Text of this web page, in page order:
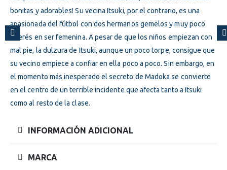
bonitas y adorables! Su vecina Itsuki, por el contrario, es una
apasionada del fútbol con dos hermanos gemelos y muy poco
interés en ser femenina. A pesar de que los niños empiezan con
mal pie, la dulzura de Itsuki, aunque un poco torpe, consigue que
su vecino empiece a confiar en ella poco a poco. Sin embargo, en
el momento más inesperado el secreto de Madoka se convierte
en el centro de un terrible incidente que afecta tanto a Itsuki
como al resto de la clase.
INFORMACIÓN ADICIONAL
MARCA